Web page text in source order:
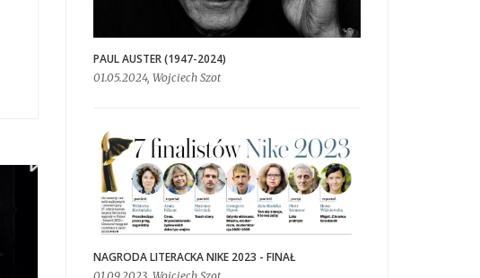
PAUL AUSTER (1947-2024)
01.05.2024, Wojciech Szot
NAGRODA LITERACKA NIKE 2023 - FINAŁ